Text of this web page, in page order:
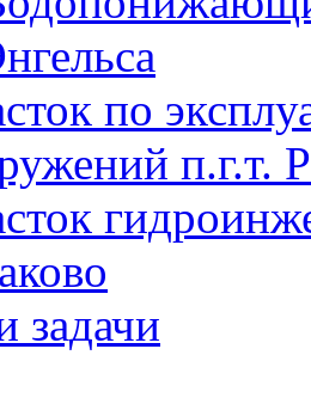
по
п.г.т.
задачи